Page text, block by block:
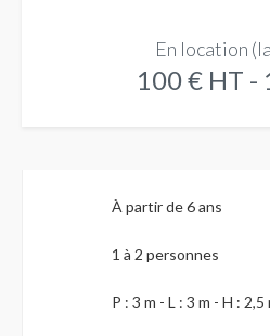
En location
100 € HT -
À partir de 6 ans
1 à 2 personnes
P : 3 m - L : 3 m - H : 2,5